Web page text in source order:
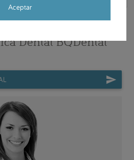
Dental BQDental
Aceptar